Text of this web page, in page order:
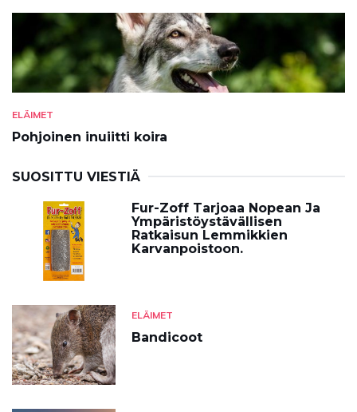
ELÄIMET
Pohjoinen inuiitti koira
SUOSITTU VIESTIÄ
Fur-Zoff Tarjoaa Nopean Ja
Ympäristöystävällisen
Ratkaisun Lemmikkien
Karvanpoistoon.
ELÄIMET
Bandicoot